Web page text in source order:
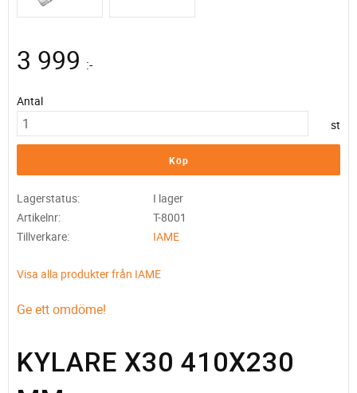
3 999 :-
Antal
st
Köp
Lagerstatus
I lager
Artikelnr
T-8001
Tillverkare
IAME
Visa alla produkter från IAME
Ge ett omdöme!
KYLARE X30 410X230